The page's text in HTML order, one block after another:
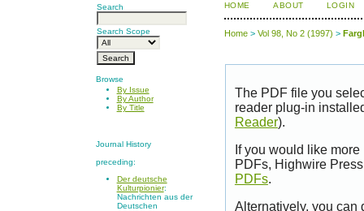
Search
Search Scope
Browse
By Issue
By Author
By Title
Journal History
preceding:
Der deutsche
Kulturpionier:
Nachrichten aus der
Deutschen
HOME ABOUT LOGIN
Home> Vol 98, No 2 (1997) >
The PDF file you
reader plug-in
Reader).
If you would like
PDFs, Highwire
PDFs.
Alternatively, you can